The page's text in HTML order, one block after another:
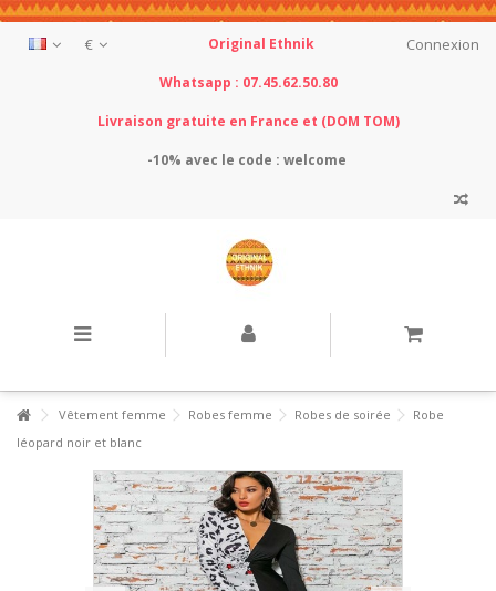
€ Connexion
Original Ethnik
Whatsapp : 07.45.62.50.80
Livraison gratuite en France et (DOM TOM)
-10% avec le code : welcome
Vêtement femme Robes femme Robes de soirée
Robe
léopard noir et blanc